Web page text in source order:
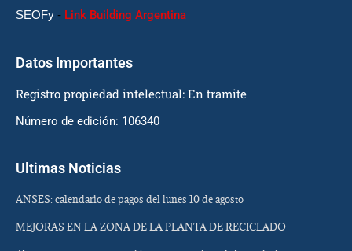
SEOFy - Link Building Argentina
Datos Importantes
Registro propiedad intelectual: En tramite
Número de edición: 106340
Ultimas Noticias
ANSES: calendario de pagos del lunes 10 de agosto
MEJORAS EN LA ZONA DE LA PLANTA DE RECICLADO